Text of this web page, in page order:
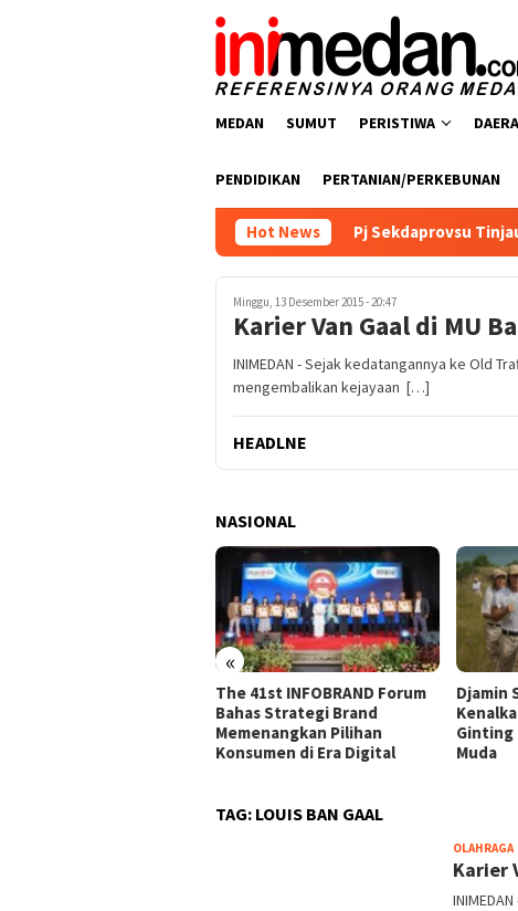
MEDAN SUMUT PERISTIWA
PENDIDIKAN PERTANIAN/PERKEBUNAN
Hot News
Pj Sekdaprovsu Tinjau Paviliun
Minggu, 13 Desember 2015 - 20:47
Karier Van Gaal di MU
INIMEDAN - Sejak kedatangannya ke Old
mengembalikan kejayaan […]
HEADLNE
NASIONAL
«
The 41st INFOBRAND Forum
Bahas Strategi Brand
Memenangkan Pilihan
Konsumen di Era Digital
Djamin
Ginting
Muda
TAG: LOUIS BAN GAAL
OLAHRAGA
Karier